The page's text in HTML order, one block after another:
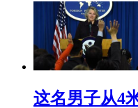
这名男子从4